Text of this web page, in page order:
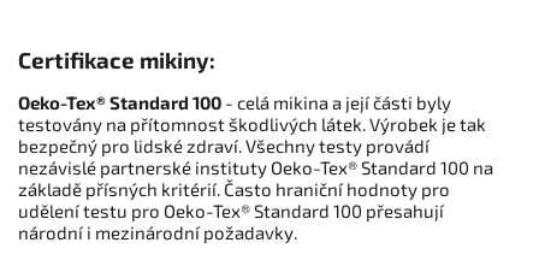
Certifikace mikiny:
Oeko-Tex® Standard 100 - celá mikina a její části byly
testovány na přítomnost škodlivých látek. Výrobek je tak
bezpečný pro lidské zdraví. Všechny testy provádí
nezávislé partnerské instituty Oeko-Tex® Standard 100 na
základě přísných kritérií. Často hraniční hodnoty pro
udělení testu pro Oeko-Tex® Standard 100 přesahují
národní i mezinárodní požadavky.